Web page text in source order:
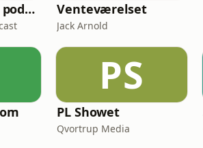
Den spirituelle podcast Venteværelset
Jack Arnold
PS
PL Showet
Qvortrup Media